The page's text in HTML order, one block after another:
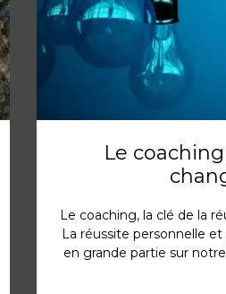
Le
Le coaching, la clé de la
La réussite personnelle
en grande partie sur